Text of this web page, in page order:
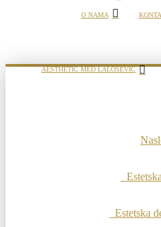
O NAMA
AESTHETIC MED LALOŠEVIĆ
Estetska